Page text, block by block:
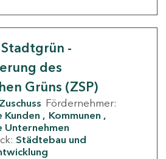
-
des
Grüns (ZSP)
Zuschuss Fördernehmer:
Kunden
Kommunen
Unternehmen
Städtebau und